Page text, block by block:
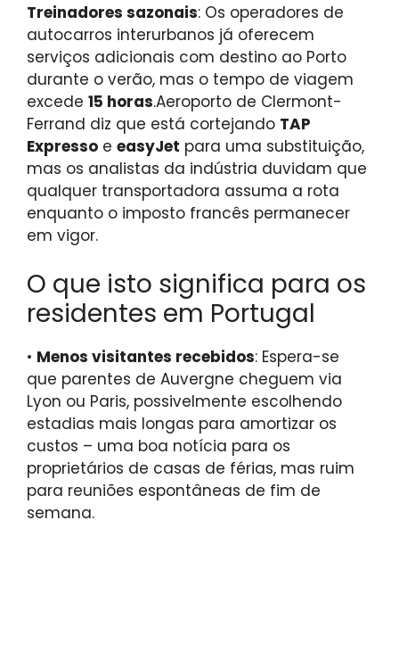
Treinadores sazonais: Os operadores de
autocarros interurbanos já oferecem
serviços adicionais com destino ao Porto
durante o verão, mas o tempo de viagem
excede 15 horas.Aeroporto de Clermont-
Ferrand diz que está cortejando TAP
Expresso e easyJet para uma substituição,
mas os analistas da indústria duvidam que
qualquer transportadora assuma a rota
enquanto o imposto francês permanecer
em vigor.
O que isto significa para os
residentes em Portugal
• Menos visitantes recebidos: Espera-se
que parentes de Auvergne cheguem via
Lyon ou Paris, possivelmente escolhendo
estadias mais longas para amortizar os
custos – uma boa notícia para os
proprietários de casas de férias, mas ruim
para reuniões espontâneas de fim de
semana.